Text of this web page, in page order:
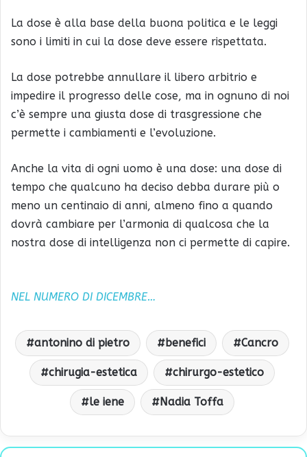
La dose è alla base della buona politica e le leggi
sono i limiti in cui la dose deve essere rispettata.
La dose potrebbe annullare il libero arbitrio e
impedire il progresso delle cose, ma in ognuno di noi
c’è sempre una giusta dose di trasgressione che
permette i cambiamenti e l’evoluzione.
Anche la vita di ogni uomo è una dose: una dose di
tempo che qualcuno ha deciso debba durare più o
meno un centinaio di anni, almeno fino a quando
dovrà cambiare per l’armonia di qualcosa che la
nostra dose di intelligenza non ci permette di capire.
NEL NUMERO DI DICEMBRE…
antonino di pietro benefici Cancro
chirugia-estetica chirurgo-estetico
le iene Nadia Toffa